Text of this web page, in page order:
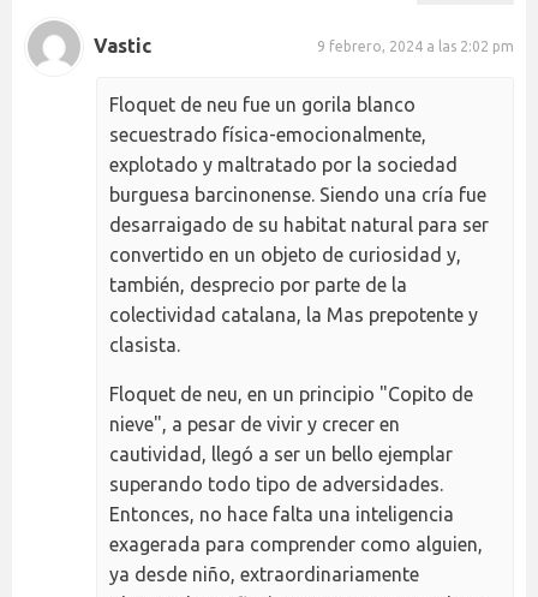
Vastic 9 febrero, 2024 a las 2:02 pm
Floquet de neu fue un gorila blanco
secuestrado física-emocionalmente,
explotado y maltratado por la sociedad
burguesa barcinonense. Siendo una cría fue
desarraigado de su habitat natural para ser
convertido en un objeto de curiosidad y,
también, desprecio por parte de la
colectividad catalana, la Mas prepotente y
clasista.
Floquet de neu, en un principio "Copito de
nieve", a pesar de vivir y crecer en
cautividad, llegó a ser un bello ejemplar
superando todo tipo de adversidades.
Entonces, no hace falta una inteligencia
exagerada para comprender como alguien,
ya desde niño, extraordinariamente